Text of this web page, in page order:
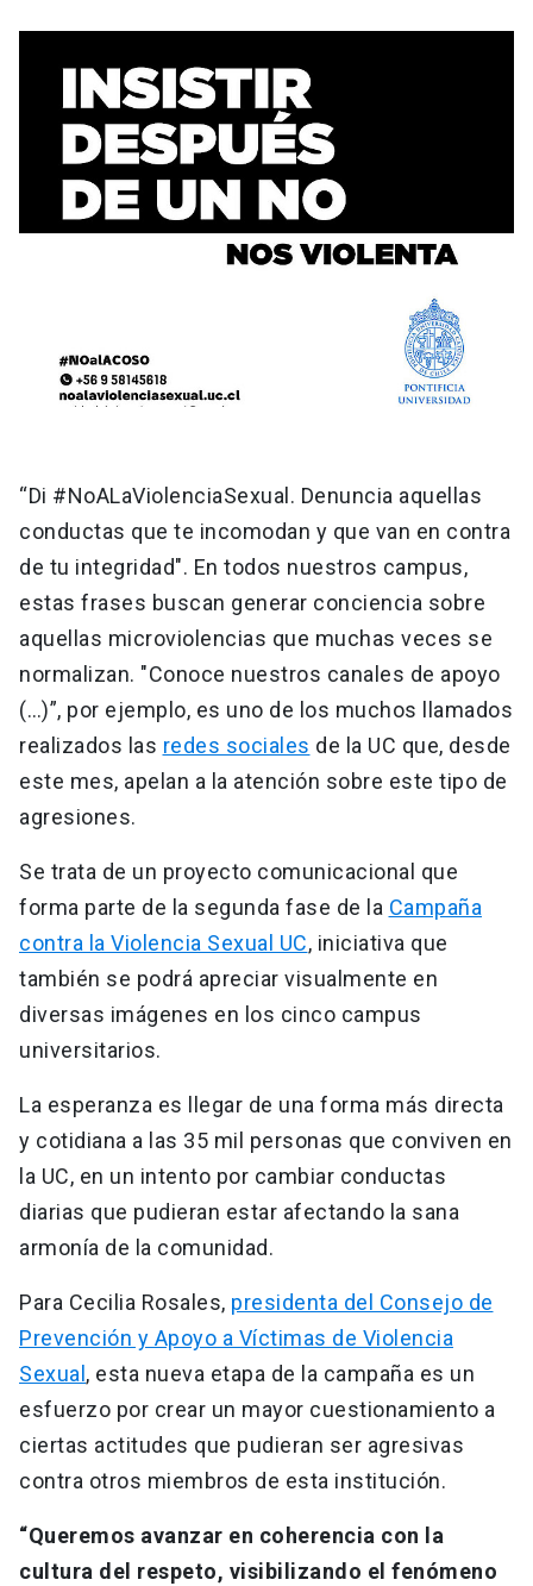
Vecinos launch
Donaciones launch
“Di #NoALaViolenciaSexual. Denuncia aquellas
conductas que te incomodan y que van en contra
de tu integridad". En todos nuestros campus,
estas frases buscan generar conciencia sobre
aquellas microviolencias que muchas veces se
normalizan. "Conoce nuestros canales de apoyo
(…)”, por ejemplo, es uno de los muchos llamados
realizados las redes sociales de la UC que, desde
este mes, apelan a la atención sobre este tipo de
agresiones.
Se trata de un proyecto comunicacional que
forma parte de la segunda fase de la Campaña
contra la Violencia Sexual UC, iniciativa que
también se podrá apreciar visualmente en
diversas imágenes en los cinco campus
universitarios.
La esperanza es llegar de una forma más directa
y cotidiana a las 35 mil personas que conviven en
la UC, en un intento por cambiar conductas
diarias que pudieran estar afectando la sana
armonía de la comunidad.
Para Cecilia Rosales, presidenta del Consejo de
Prevención y Apoyo a Víctimas de Violencia
Sexual , esta nueva etapa de la campaña es un
esfuerzo por crear un mayor cuestionamiento a
ciertas actitudes que pudieran ser agresivas
contra otros miembros de esta institución.
“Queremos avanzar en coherencia con la
cultura del respeto, visibilizando el fenómeno